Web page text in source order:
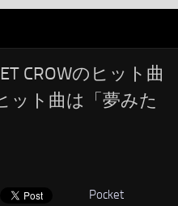
CROWのヒット曲
ット曲は「夢みた
Pocket